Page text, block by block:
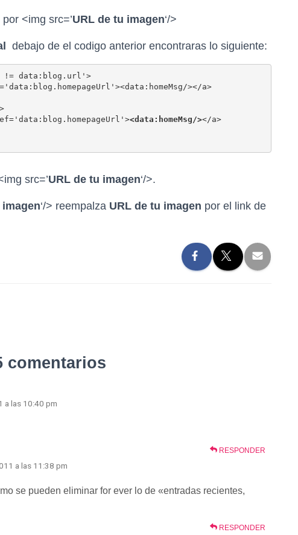
por <img src=’URL de tu imagen‘/>
debajo de el codigo anterior encontraras lo siguiente:
!= data:blog.url'>
></a>
<data:homeMsg/></a>
src=’URL de tu imagen‘/>.
imagen‘/> reempalza URL de tu imagen por el link de
comentarios
a las 10:40 pm
RESPONDER
a las 11:38 pm
se pueden eliminar for ever lo de «entradas recientes,
RESPONDER